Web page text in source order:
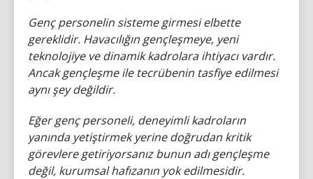
Genç personelin sisteme girmesi elbette
gereklidir. Havacılığın gençleşmeye, yeni
teknolojiye ve dinamik kadrolara ihtiyacı vardır.
Ancak gençleşme ile tecrübenin tasfiye edilmesi
aynı şey değildir.
Eğer genç personeli, deneyimli kadroların
yanında yetiştirmek yerine doğrudan kritik
görevlere getiriyorsanız bunun adı gençleşme
değil, kurumsal hafızanın yok edilmesidir.